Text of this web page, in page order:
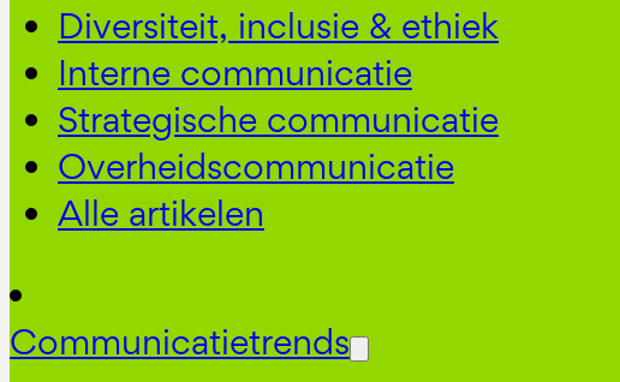
Diversiteit, inclusie & ethiek
Interne communicatie
Strategische communicatie
Overheidscommunicatie
Alle artikelen
Communicatietrends